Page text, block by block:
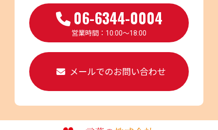
06-6344-0004
営業時間：10:00～18:00
メールでのお問い合わせ